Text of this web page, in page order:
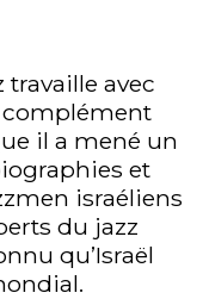
travaille avec
complément
il a mené un
et
israéliens
du jazz
qu’Israël